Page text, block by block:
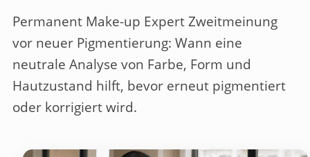
Permanent Make-up Expert Zweitmeinung
vor neuer Pigmentierung: Wann eine
neutrale Analyse von Farbe, Form und
Hautzustand hilft, bevor erneut pigmentiert
oder korrigiert wird.